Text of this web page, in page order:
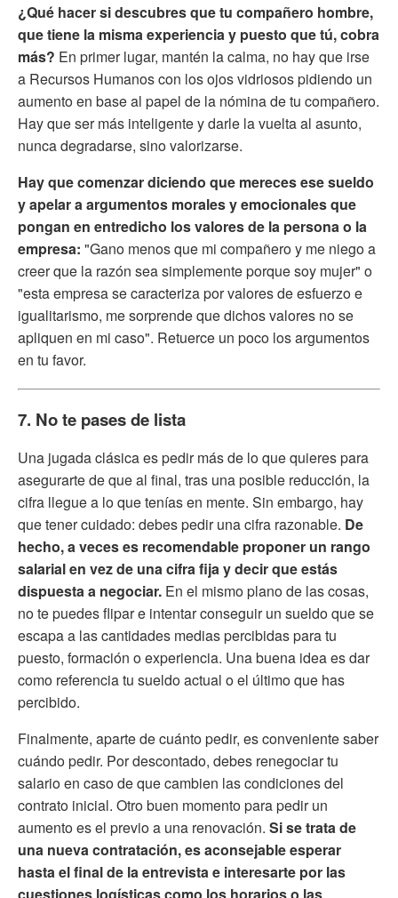
¿Qué hacer si descubres que tu compañero hombre,
que tiene la misma experiencia y puesto que tú, cobra
más? En primer lugar, mantén la calma, no hay que irse
a Recursos Humanos con los ojos vidriosos pidiendo un
aumento en base al papel de la nómina de tu compañero.
Hay que ser más inteligente y darle la vuelta al asunto,
nunca degradarse, sino valorizarse.
Hay que comenzar diciendo que mereces ese sueldo
y apelar a argumentos morales y emocionales que
pongan en entredicho los valores de la persona o la
empresa: "Gano menos que mi compañero y me niego a
creer que la razón sea simplemente porque soy mujer" o
"esta empresa se caracteriza por valores de esfuerzo e
igualitarismo, me sorprende que dichos valores no se
apliquen en mi caso". Retuerce un poco los argumentos
en tu favor.
7. No te pases de lista
Una jugada clásica es pedir más de lo que quieres para
asegurarte de que al final, tras una posible reducción, la
cifra llegue a lo que tenías en mente. Sin embargo, hay
que tener cuidado: debes pedir una cifra razonable. De
hecho, a veces es recomendable proponer un rango
salarial en vez de una cifra fija y decir que estás
dispuesta a negociar. En el mismo plano de las cosas,
no te puedes flipar e intentar conseguir un sueldo que se
escapa a las cantidades medias percibidas para tu
puesto, formación o experiencia. Una buena idea es dar
como referencia tu sueldo actual o el último que has
percibido.
Finalmente, aparte de cuánto pedir, es conveniente saber
cuándo pedir. Por descontado, debes renegociar tu
salario en caso de que cambien las condiciones del
contrato inicial. Otro buen momento para pedir un
aumento es el previo a una renovación. Si se trata de
una nueva contratación, es aconsejable esperar
hasta el final de la entrevista e interesarte por las